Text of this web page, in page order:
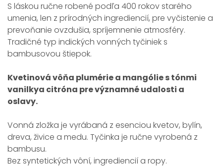
S láskou ručne robené podľa 400 rokov starého
umenia, len z prírodných ingrediencií, pre vyčistenie a
prevoňanie ovzdušia, spríjemnenie atmosféry.
Tradičné typ indických vonných tyčiniek s
bambusovou štiepok.
Kvetinová vôňa plumérie a mangólie s tónmi
vanilkya citróna pre významné udalosti a
oslavy.
Vonná zložka je vyrábaná z esenciou kvetov, bylín,
dreva, živice a medu. Tyčinka je ručne vyrobená z
bambusu.
Bez syntetických vôní, ingrediencií a ropy.